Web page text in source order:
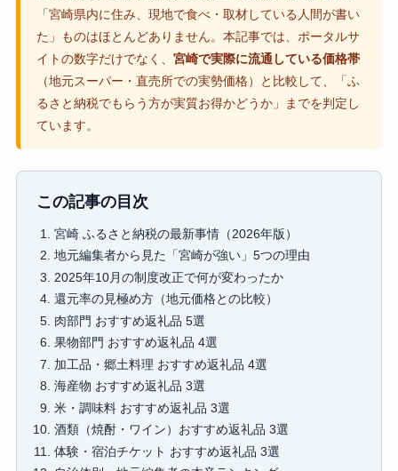
「宮崎県内に住み、現地で食べ・取材している人間が書い
た」ものはほとんどありません。本記事では、ポータルサ
イトの数字だけでなく、 宮崎で実際に流通している価格帯
（地元スーパー・直売所での実勢価格）と比較して、「ふ
るさと納税でもらう方が実質お得かどうか」までを判定し
ています。
この記事の目次
宮崎 ふるさと納税の最新事情（2026年版）
地元編集者から見た「宮崎が強い」5つの理由
2025年10月の制度改正で何が変わったか
還元率の見極め方（地元価格との比較）
肉部門 おすすめ返礼品 5選
果物部門 おすすめ返礼品 4選
加工品・郷土料理 おすすめ返礼品 4選
海産物 おすすめ返礼品 3選
米・調味料 おすすめ返礼品 3選
酒類（焼酎・ワイン）おすすめ返礼品 3選
体験・宿泊チケット おすすめ返礼品 3選